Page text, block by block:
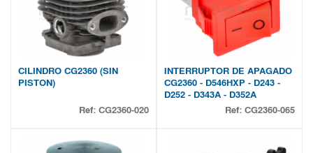
CILINDRO CG2360 (SIN
PISTON)
Ref: CG2360-020
INTERRUPTOR DE APAGADO
CG2360 - D546HXP - D243 -
D252 - D343A - D352A
Ref: CG2360-065